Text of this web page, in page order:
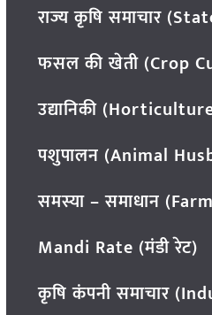
राज्य कृषि समाचार
फसल की खेती (Crop
उद्यानिकी
पशुपालन (Animal
समस्या – समाधान
Mandi Rate (मंडी रेट)
कृषि कंपनी समाचार